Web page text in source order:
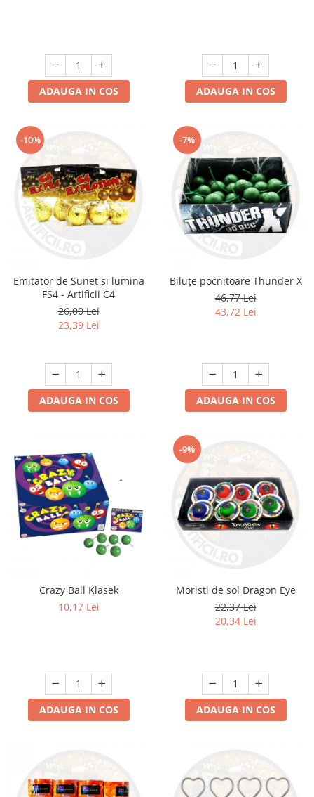
ADAUGA IN COS ADAUGA IN COS
-10%
Emitator de Sunet si lumina
FS4 - Artificii C4
26,00 Lei
23,39 Lei
ADAUGA IN COS
-7%
Biluțe pocnitoare Thunder X
46,77 Lei
43,72 Lei
ADAUGA IN COS
Crazy Ball Klasek
10,17 Lei
ADAUGA IN COS
-9%
Moristi de sol Dragon Eye
22,37 Lei
20,34 Lei
ADAUGA IN COS